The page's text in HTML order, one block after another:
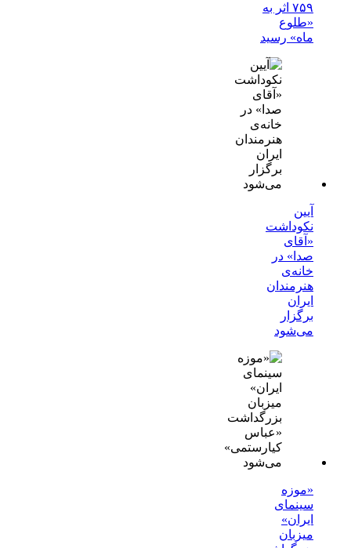
۷۵۹ اثر به
«طلوع
ماه» رسید
آیین
نکوداشت
«آقای
صدا» در
خانه‌ی
هنرمندان
ایران
برگزار
می‌شود
«موزه
سینمای
ایران»
میزبان